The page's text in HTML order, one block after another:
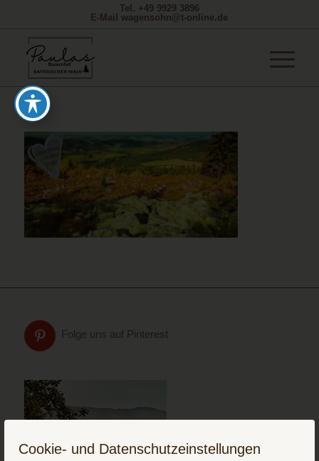
Cookie- und Datenschutzeinstellungen
Tel. +49 9929 3896
E-Mail wagensohn@t-online.de
Folge uns auf Pinterest